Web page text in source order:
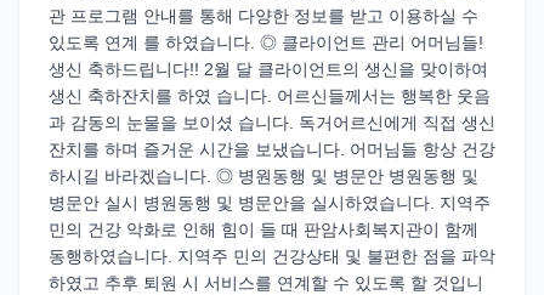
관 프로그램 안내를 통해 다양한 정보를 받고 이용하실 수
있도록 연계 를 하였습니다. ◎ 클라이언트 관리 어머님들!
생신 축하드립니다!! 2월 달 클라이언트의 생신을 맞이하여
생신 축하잔치를 하였 습니다. 어르신들께서는 행복한 웃음
과 감동의 눈물을 보이셨 습니다. 독거어르신에게 직접 생신
잔치를 하며 즐거운 시간을 보냈습니다. 어머님들 항상 건강
하시길 바라겠습니다. ◎ 병원동행 및 병문안 병원동행 및
병문안 실시 병원동행 및 병문안을 실시하였습니다. 지역주
민의 건강 악화로 인해 힘이 들 때 판암사회복지관이 함께
동행하였습니다. 지역주 민의 건강상태 및 불편한 점을 파악
하였고 추후 퇴원 시 서비스를 연계할 수 있도록 할 것입니